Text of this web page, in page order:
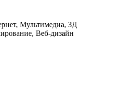
Мультимедиа, 3Д
Веб-дизайн